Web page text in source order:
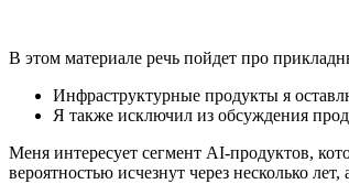
В этом материале речь пойдет про
Инфраструктурные продукты я
Я также исключил из обсуждения
Меня интересует сегмент AI-продуктов,
вероятностью исчезнут через несколько